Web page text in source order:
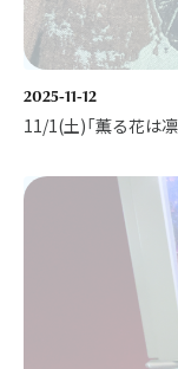
2025-11-12
11/1(土)「薫る花は